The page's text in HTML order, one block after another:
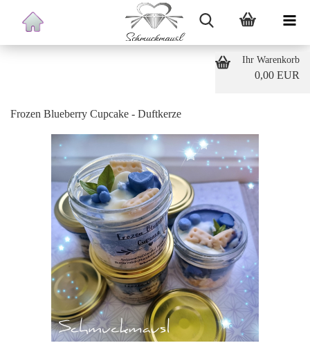
Ihr Warenkorb
0,00 EUR
Frozen Blueberry Cupcake - Duftkerze